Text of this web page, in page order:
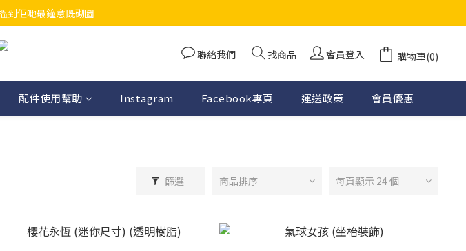
砌圖
到佢哋最鐘意既砌圖
楊砌圖
聯絡我們 找商品 會員登入 購物車(0)
配件使用幫助 Instagram Facebook專頁 運送政策 會員優惠
篩選 商品排序 每頁顯示 24 個